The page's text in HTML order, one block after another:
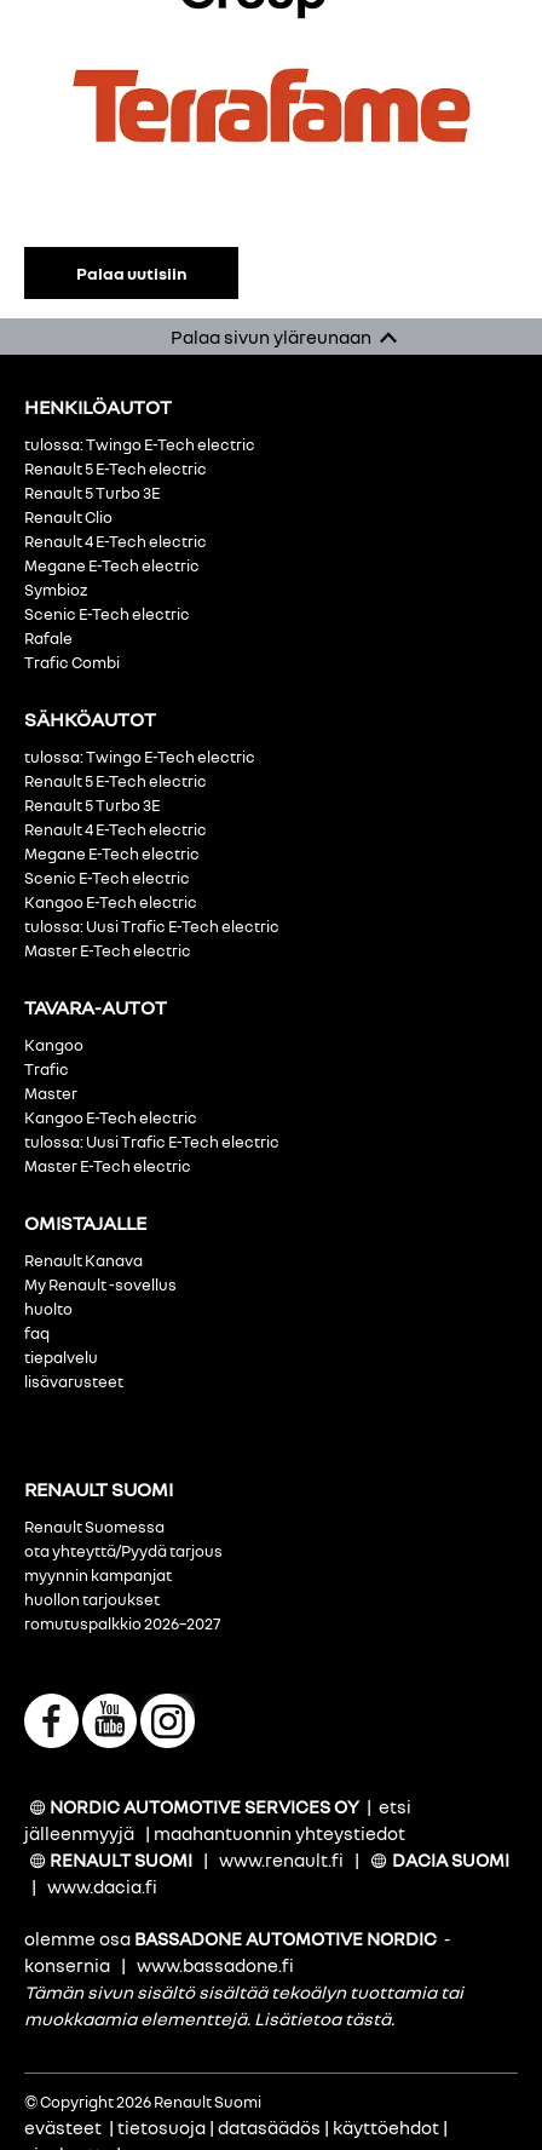
Palaa uutisiin
Palaa sivun yläreunaan
HENKILÖAUTOT
tulossa: Twingo E-Tech electric
Renault 5 E-Tech electric
Renault 5 Turbo 3E
Renault Clio
Renault 4 E-Tech electric
Megane E-Tech electric
Symbioz
Scenic E-Tech electric
Rafale
Trafic Combi
SÄHKÖAUTOT
tulossa: Twingo E-Tech electric
Renault 5 E-Tech electric
Renault 5 Turbo 3E
Renault 4 E-Tech electric
Megane E-Tech electric
Scenic E-Tech electric
Kangoo E-Tech electric
tulossa: Uusi Trafic E-Tech electric
Master E-Tech electric
TAVARA-AUTOT
Kangoo
Trafic
Master
Kangoo E-Tech electric
tulossa: Uusi Trafic E-Tech electric
Master E-Tech electric
OMISTAJALLE
Renault Kanava
My Renault -sovellus
huolto
faq
tiepalvelu
lisävarusteet
RENAULT SUOMI
Renault Suomessa
ota yhteyttä/Pyydä tarjous
myynnin kampanjat
huollon tarjoukset
romutuspalkkio 2026–2027
NORDIC AUTOMOTIVE SERVICES OY | etsi
jälleenmyyjä | maahantuonnin yhteystiedot
RENAULT SUOMI | www.renault.fi |
DACIA SUOMI
| www.dacia.fi
olemme osa BASSADONE AUTOMOTIVE NORDIC -
konsernia | www.bassadone.fi
Tämän sivun sisältö sisältää tekoälyn tuottamia tai
muokkaamia elementtejä. Lisätietoa tästä.
© Copyright 2026 Renault Suomi
evästeet |tietosuoja |datasäädös | käyttöehdot |